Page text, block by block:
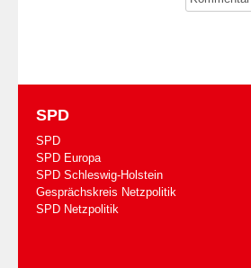
SPD
SPD
SPD Europa
SPD Schleswig-Holstein
Gesprächskreis Netzpolitik
SPD Netzpolitik